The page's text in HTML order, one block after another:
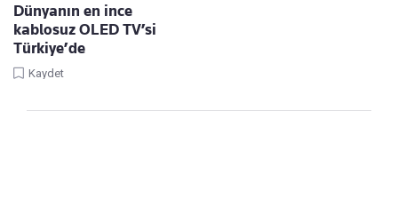
Dünyanın en ince
kablosuz OLED TV’si
Türkiye’de
Kaydet